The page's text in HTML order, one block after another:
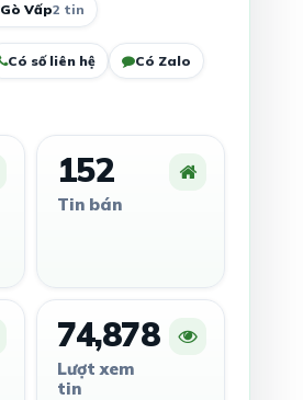
Gò Vấp2 tin
Có số liên hệ Có Zalo
152
Tin bán
74,878
Lượt xem
tin